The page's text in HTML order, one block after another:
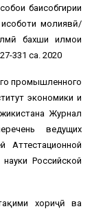
баҳисобгирии
молиявӣ/
бахши илмҳои
331 саҳ. 2020
промышленного
экономики и
Журнал
ведущих
Российской
хориҷӣ ва